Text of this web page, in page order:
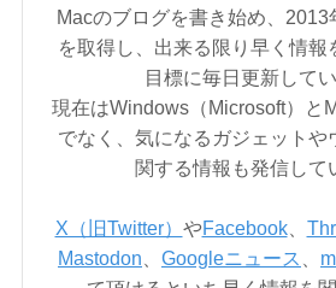
Macのブログを書き始め、2013
を取得し、出来る限り早く情報
目標に毎日更新してい
現在はWindows（Microsoft）と
でなく、気になるガジェットや
関する情報も発信して
X（旧Twitter） やFacebook、
Mastodon
Googleニュース